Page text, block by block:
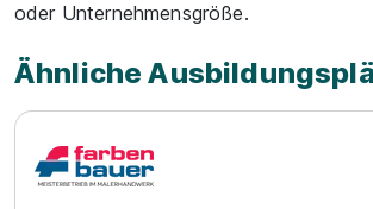
oder Unternehmensgröße.
Ähnliche